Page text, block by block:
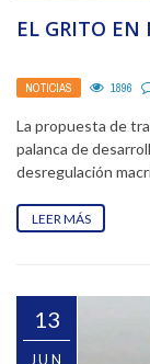
EL GRITO EN
NOTICIAS 1896
La propuesta de
palanca de
desregulación
LEER MÁS
13
JUN